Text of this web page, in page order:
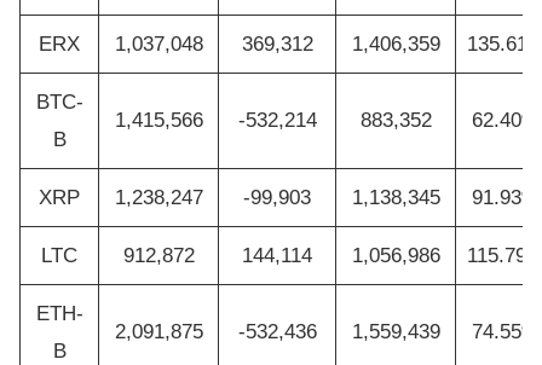
ERX 1,037,048 369,312 1,406,359
BTC-
B
1,415,566 -532,214 883,352 62.40%
XRP 1,238,247 -99,903 1,138,345 91.93%
LTC 912,872 144,114 1,056,986
ETH-
B
2,091,875 -532,436 1,559,439 74.55%